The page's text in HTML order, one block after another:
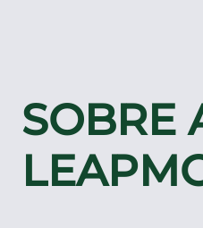
SOBRE